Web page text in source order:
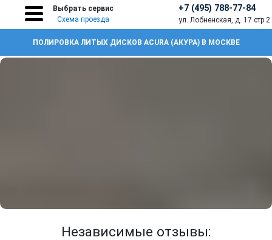
Выбрать сервис
Схема проезда
+7 (495) 788-77-84
ул. Лобненская, д. 17 стр 2
ПОЛИРОВКА ЛИТЫХ ДИСКОВ ACURA (АКУРА) В МОСКВЕ
Независимые отзывы: